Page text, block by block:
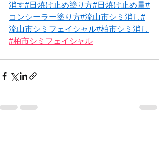
消す#日焼け止め塗り方#日焼け止め量#
コンシーラー塗り方#流山市シミ消し#
流山市シミフェイシャル#柏市シミ消し
#柏市シミフェイシャル